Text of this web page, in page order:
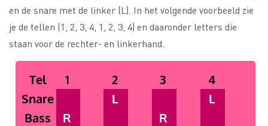
en de snare met de linker (L). In het volgende voorbeeld zie
je de tellen (1, 2, 3, 4, 1, 2, 3, 4) en daaronder letters die
staan voor de rechter- en linkerhand.
Tel 1 2 3
4
Snare
L
L
Bass
R R